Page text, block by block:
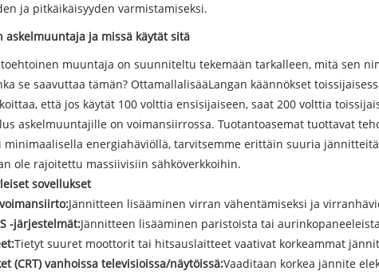
ja pitkäikäisyyden varmistamiseksi.
askelmuuntaja ja missä käytät sitä
muuntaja on suunniteltu tekemään tarkalleen, mitä sen
se saavuttaa tämän? OttamallalisääLangan käännökset
että jos käytät 100 volttia ensisijaiseen, saat 200 volttia
askelmuuntajille on voimansiirrossa. Tuotantoasemat tuottavat
energiahäviöllä, tarvitsemme erittäin suuria jännitteitä
ole rajoitettu massiivisiin sähköverkkoihin.
sovellukset
Jännitteen lisääminen virran vähentämiseksi ja
-järjestelmät:Jännitteen lisääminen paristoista tai
Tietyt suuret moottorit tai hitsauslaitteet vaativat korkeammat
(CRT) vanhoissa televisioissa/näytöissä:Vaaditaan korkea jännite